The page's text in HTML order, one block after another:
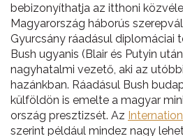
bebizonyíthatja az itthoni
Magyarország háborús
Gyurcsány ráadásul diplomáciai
Bush ugyanis (Blair és Putyin
nagyhatalmi vezető, aki az
hazánkban. Ráadásul Bush
külföldön is emelte a magyar
ország presztizsét. Az
szerint például mindez nagy